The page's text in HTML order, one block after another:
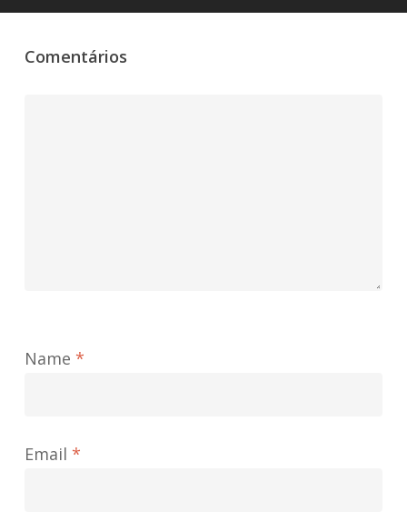
Comentários
Name *
Email *